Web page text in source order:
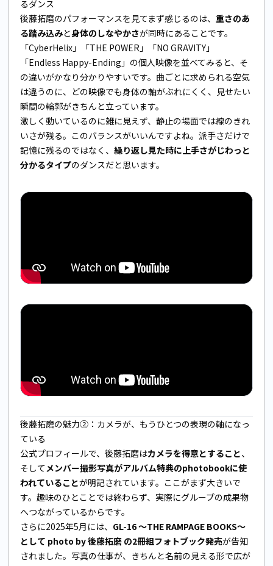
るダンス
後藤拓磨のパフォーマンスを見てまず感じるのは、 重さのあ
る踏み込みと身体のしなやかさが同時にあることです。
「CyberHelix」「THE POWER」「NO GRAVITY」
「Endless Happy-Ending」の個人映像を並べてみると、そ
の違いがかなり分かりやすいです。曲ごとに求められる空気
は違うのに、どの映像でも身体の軸がぶれにくく、見せたい
瞬間の輪郭がきちんと立っています。
激しく動いているのに雑に見えず、静止の場面では線のきれ
いさが残る。このバランスがいいんですよね。派手さだけで
記憶に残るのではなく、 繰り返し見た時に上手さがじわっと
分かるタイプのダンスだと思います。
後藤拓磨の魅力②：カメラが、もうひとつの表現の軸になっ
ている
公式プロフィールで、後藤拓磨はカメラを得意とすること、
そして メンバー撮影写真がアルバム特典のphotobookに使
われていることが明記されています。ここがまず大きいで
す。趣味のひとことでは終わらず、実際にグループの成果物
へつながっているからです。
さらに2025年5月には、 GL-16 ～THE RAMPAGE BOOKS～
として photo by 後藤拓磨 の2冊組フォトブック発売が告知
されました。写真の仕事が、きちんと名前の見える形で広が